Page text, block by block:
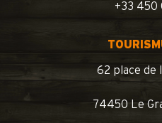
+33 450
62 place de
74450 Le